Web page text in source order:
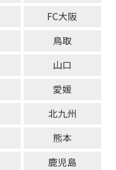
FC大阪
鳥取
山口
愛媛
北九州
熊本
鹿児島